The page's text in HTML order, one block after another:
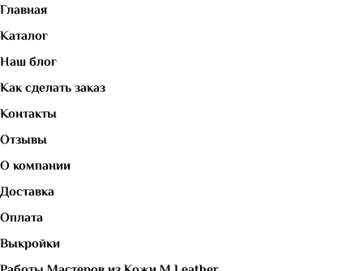
Главная
Каталог
Наш блог
Как сделать заказ
Контакты
Отзывы
О компании
Доставка
Оплата
Выкройки